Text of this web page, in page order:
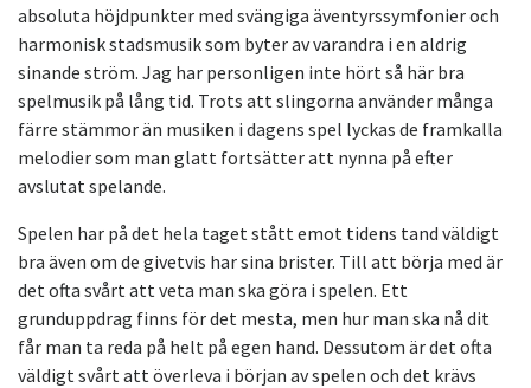
absoluta höjdpunkter med svängiga äventyrssymfonier och
harmonisk stadsmusik som byter av varandra i en aldrig
sinande ström. Jag har personligen inte hört så här bra
spelmusik på lång tid. Trots att slingorna använder många
färre stämmor än musiken i dagens spel lyckas de framkalla
melodier som man glatt fortsätter att nynna på efter
avslutat spelande.
Spelen har på det hela taget stått emot tidens tand väldigt
bra även om de givetvis har sina brister. Till att börja med är
det ofta svårt att veta man ska göra i spelen. Ett
grunduppdrag finns för det mesta, men hur man ska nå dit
får man ta reda på helt på egen hand. Dessutom är det ofta
väldigt svårt att överleva i början av spelen och det krävs